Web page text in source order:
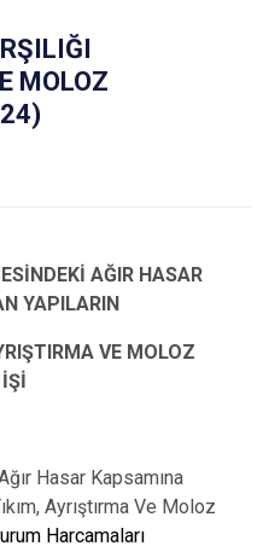
MOLOZ
AĞIR HASAR
YAPILARIN
VE MOLOZ
Hasar Kapsamına
Ayrıştırma Ve Moloz
Harcamaları